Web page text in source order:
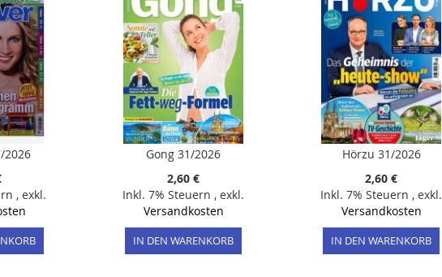
2026
, exkl.
Gong 31/2026
2,60 €
Inkl. 7% Steuern , exkl.
Versandkosten
IN DEN WARENKORB
Hörzu 31/2026
2,60 €
Inkl. 7% Steuern , exkl.
Versandkosten
IN DEN WARENKORB